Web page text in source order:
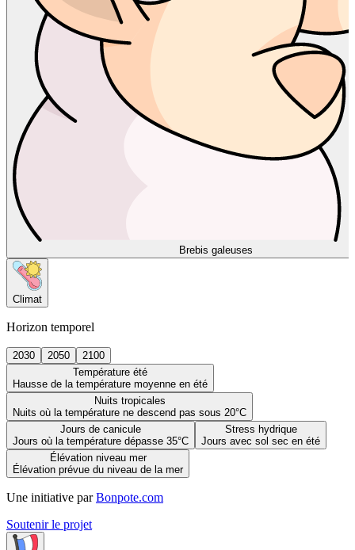
Brebis galeuses
Climat
Horizon temporel
2030 2050
2100
Température été
Hausse de la température moyenne en été
Nuits tropicales
Nuits où la température ne descend pas sous 20°C
Jours de canicule
Jours où la température dépasse 35°C
Stress hydrique
Jours avec sol sec en été
Élévation niveau mer
Élévation prévue du niveau de la mer
Une initiative par Bonpote.com
Soutenir le projet